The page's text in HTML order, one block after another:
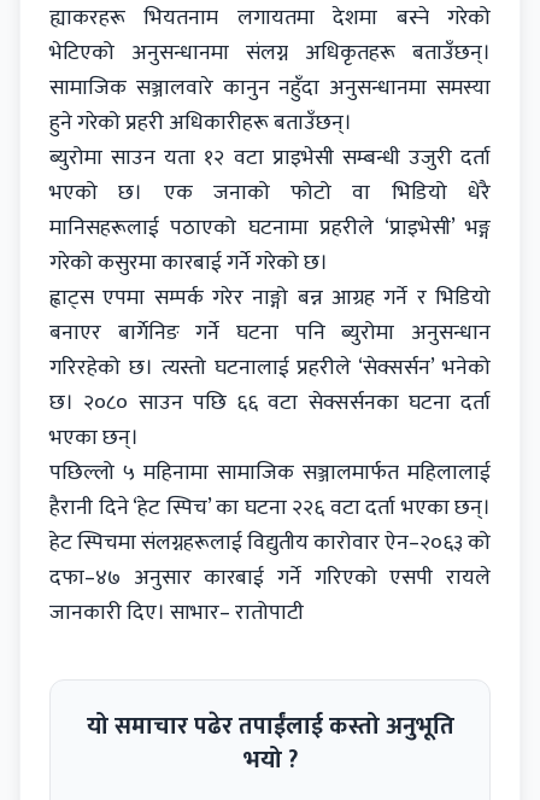
ह्याकरहरू भियतनाम लगायतमा देशमा बस्ने गरेको
भेटिएको अनुसन्धानमा संलग्न अधिकृतहरू बताउँछन्।
सामाजिक सञ्जालवारे कानुन नहुँदा अनुसन्धानमा समस्या
हुने गरेको प्रहरी अधिकारीहरू बताउँछन्।
ब्युरोमा साउन यता १२ वटा प्राइभेसी सम्बन्धी उजुरी दर्ता
भएको छ। एक जनाको फोटो वा भिडियो धेरै
मानिसहरूलाई पठाएको घटनामा प्रहरीले ‘प्राइभेसी’ भङ्ग
गरेको कसुरमा कारबाई गर्ने गरेको छ।
ह्वाट्स एपमा सम्पर्क गरेर नाङ्गो बन्न आग्रह गर्ने र भिडियो
बनाएर बार्गेनिङ गर्ने घटना पनि ब्युरोमा अनुसन्धान
गरिरहेको छ। त्यस्तो घटनालाई प्रहरीले ‘सेक्सर्सन’ भनेको
छ। २०८० साउन पछि ६६ वटा सेक्सर्सनका घटना दर्ता
भएका छन्।
पछिल्लो ५ महिनामा सामाजिक सञ्जालमार्फत महिलालाई
हैरानी दिने ‘हेट स्पिच’ का घटना २२६ वटा दर्ता भएका छन्।
हेट स्पिचमा संलग्नहरूलाई विद्युतीय कारोवार ऐन–२०६३ को
दफा–४७ अनुसार कारबाई गर्ने गरिएको एसपी रायले
जानकारी दिए। साभार– रातोपाटी
यो समाचार पढेर तपाईंलाई कस्तो अनुभूति
भयो ?